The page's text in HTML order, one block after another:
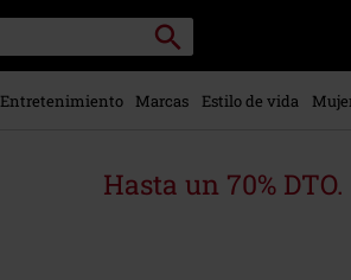
Buscar
Entretenimiento Marcas Estilo de vida
Hasta un 70%